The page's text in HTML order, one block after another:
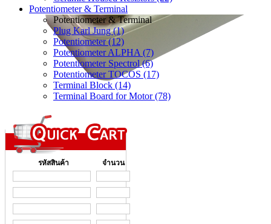
Potentiometer & Terminal
Potentiometer & Terminal
Plug Karl Jung (1)
Potentiometer (12)
Potentiometer ALPHA (7)
Potentiometer Spectrol (6)
Potentiometer TOCOS (17)
Terminal Block (14)
Terminal Board for Motor (78)
รหัสสินค้า จำนวน